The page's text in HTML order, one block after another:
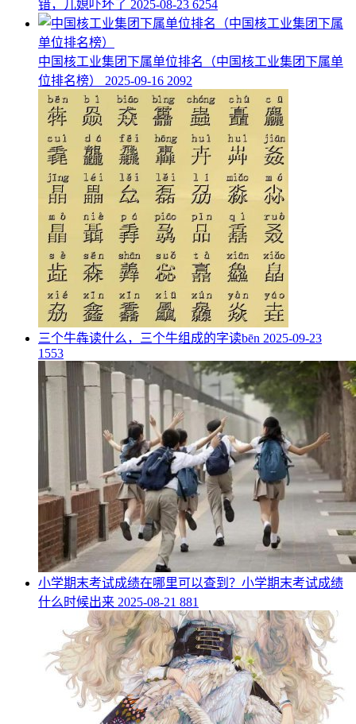
错，儿媳吓坏了 2025-08-23 6254
​中国核工业集团下属单位排名（中国核工业集团下属单
位排名榜）
2025-09-16 2092
​三个牛犇读什么，三个牛组成的字读bēn 2025-09-23
1553
​小学期末考试成绩在哪里可以查到？小学期末考试成绩
什么时候出来 2025-08-21 881